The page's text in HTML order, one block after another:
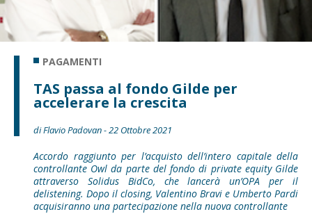
PAGAMENTI
TAS passa al fondo Gilde per
accelerare la crescita
di Flavio Padovan - 22 Ottobre 2021
Accordo raggiunto per l’acquisto dell’intero capitale della
controllante Owl da parte del fondo di private equity Gilde
attraverso Solidus BidCo, che lancerà un’OPA per il
delistening. Dopo il closing, Valentino Bravi e Umberto Pardi
acquisiranno una partecipazione nella nuova controllante